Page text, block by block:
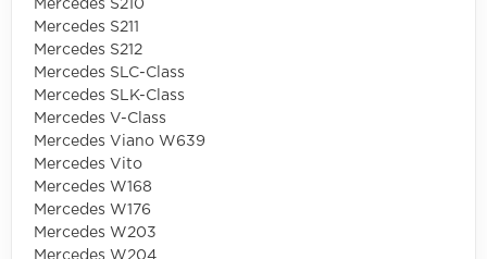
Mercedes S210
Mercedes S211
Mercedes S212
Mercedes SLC-Class
Mercedes SLK-Class
Mercedes V-Class
Mercedes Viano W639
Mercedes Vito
Mercedes W168
Mercedes W176
Mercedes W203
Mercedes W204